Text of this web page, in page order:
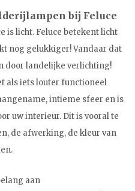
bij Feluce
is licht. Feluce betekent licht
nog gelukkiger! Vandaar dat
door landelijke verlichting!
als iets louter functioneel
intieme sfeer en is
uw interieur. Dit is vooral te
de afwerking, de kleur van
aan